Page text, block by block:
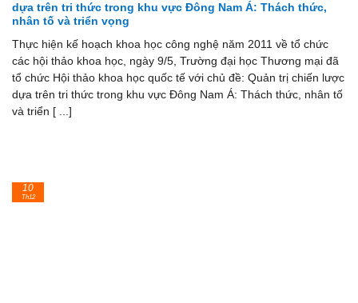
dựa trên tri thức trong khu vực Đông Nam Á: Thách thức,
nhân tố và triển vọng
Thực hiện kế hoạch khoa học công nghệ năm 2011 về tổ chức
các hội thảo khoa học, ngày 9/5, Trường đại học Thương mại đã
tổ chức Hội thảo khoa học quốc tế với chủ đề: Quản trị chiến lược
dựa trên tri thức trong khu vực Đông Nam Á: Thách thức, nhân tố
và triển [ ...]
10
Th12